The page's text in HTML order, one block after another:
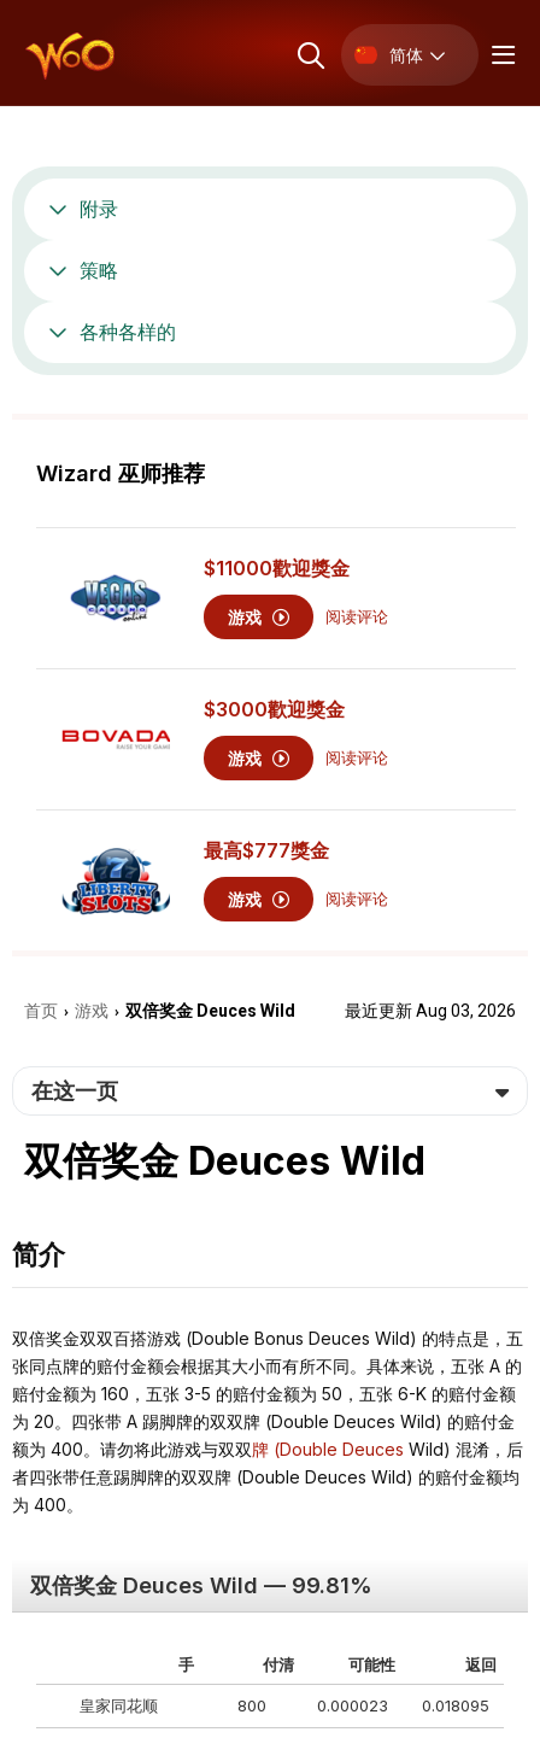
简体
附录
策略
各种各样的
Wizard 巫师推荐
$11000歡迎獎金
游戏 阅读评论
$3000歡迎獎金
游戏 阅读评论
最高$777獎金
游戏 阅读评论
首页 › 游戏 › 双倍奖金 Deuces Wild 最近更新 Aug 03, 2026
在这一页
双倍奖金 Deuces Wild
简介
双倍奖金双双百搭游戏 (Double Bonus Deuces Wild) 的特点是，五
张同点牌的赔付金额会根据其大小而有所不同。具体来说，五张 A 的
赔付金额为 160，五张 3-5 的赔付金额为 50，五张 6-K 的赔付金额
为 20。四张带 A 踢脚牌的双双牌 (Double Deuces Wild) 的赔付金
额为 400。请勿将此游戏与双双牌 (Double Deuces Wild) 混淆，后
者四张带任意踢脚牌的双双牌 (Double Deuces Wild) 的赔付金额均
为 400。
双倍奖金 Deuces Wild — 99.81%
手 付清 可能性 返回
皇家同花顺 800 0.000023 0.018095